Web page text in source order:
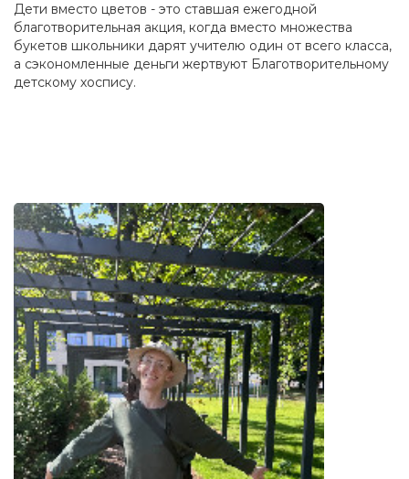
Дети вместо цветов - это ставшая ежегодной
благотворительная акция, когда вместо множества
букетов школьники дарят учителю один от всего класса,
а сэкономленные деньги жертвуют Благотворительному
детскому хоспису.